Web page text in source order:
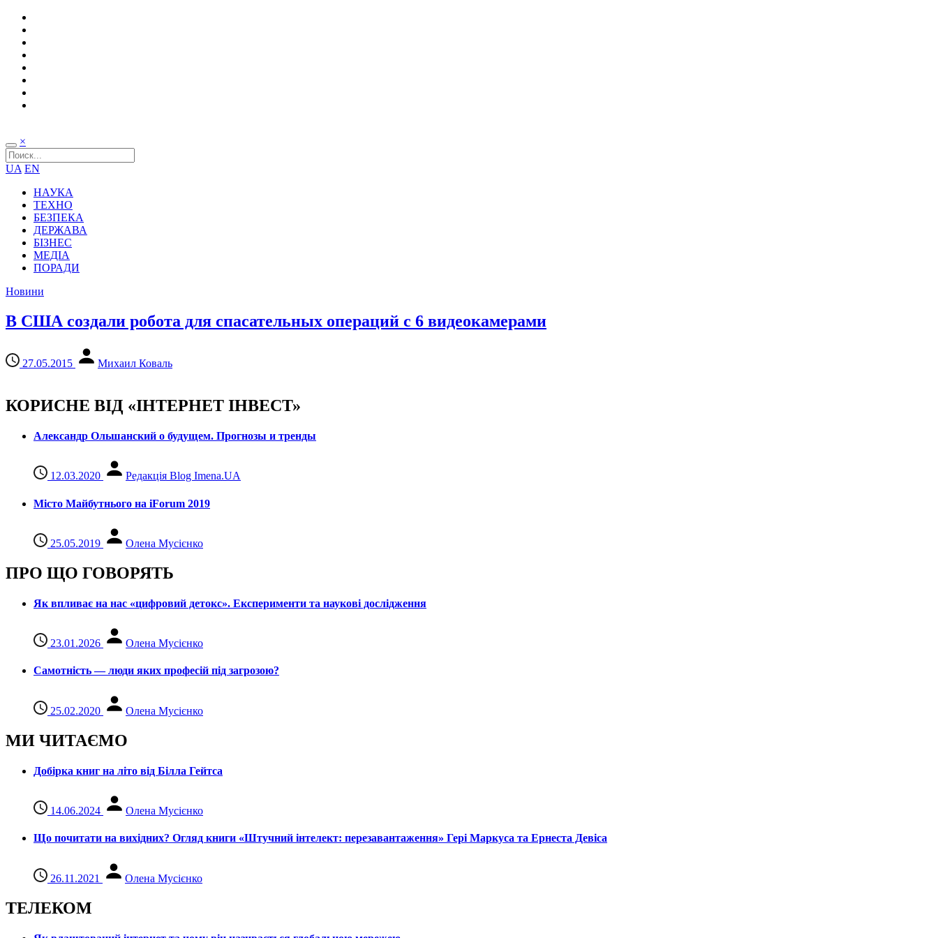
×
UA EN
НАУКА
ТЕХНО
БЕЗПЕКА
ДЕРЖАВА
БІЗНЕС
МЕДІА
ПОРАДИ
Новини
В США создали робота для спасательных операций с 6 видеокамерами
27.05.2015 Михаил Коваль
КОРИСНЕ ВІД «ІНТЕРНЕТ ІНВЕСТ»
Александр Ольшанский о будущем. Прогнозы и тренды
12.03.2020 Редакція Blog Imena.UA
Місто Майбутнього на iForum 2019
25.05.2019 Олена Мусієнко
ПРО ЩО ГОВОРЯТЬ
Як впливає на нас «цифровий детокс». Експерименти та наукові дослідження
23.01.2026 Олена Мусієнко
Самотність — люди яких професій під загрозою?
25.02.2020 Олена Мусієнко
МИ ЧИТАЄМО
Добірка книг на літо від Білла Гейтса
14.06.2024 Олена Мусієнко
Що почитати на вихідних? Огляд книги «Штучний інтелект: перезавантаження» Гері Маркуса та Ернеста Девіса
26.11.2021 Олена Мусієнко
ТЕЛЕКОМ